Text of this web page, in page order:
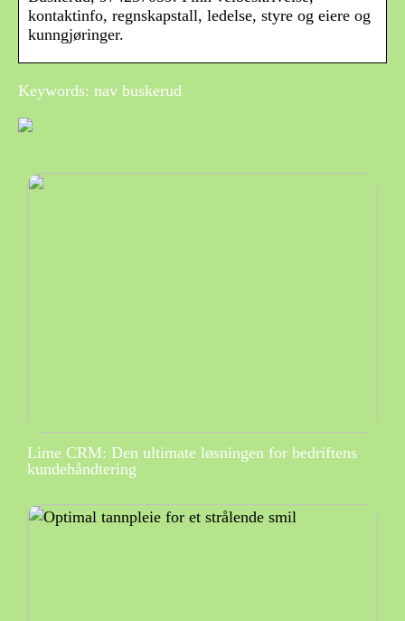
kontaktinfo, regnskapstall, ledelse, styre og eiere og
kunngjøringer.
Keywords: nav buskerud
Lime CRM: Den ultimate løsningen for bedriftens
kundehåndtering